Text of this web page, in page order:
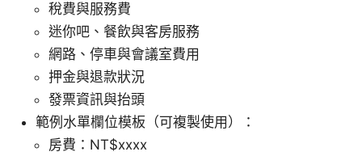
稅費與服務費
迷你吧、餐飲與客房服務
網路、停車與會議室費用
押金與退款狀況
發票資訊與抬頭
範例水單欄位模板（可複製使用）：
房費：NT$xxxx